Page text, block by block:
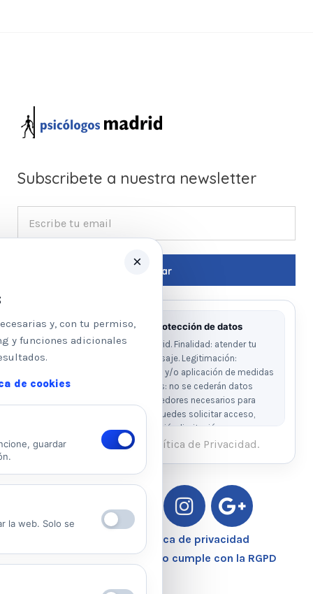
Subscribete a nuestra newsletter
Información básica sobre protección de datos
Responsable: Psicologos Madrid. Finalidad: atender tu
solicitud y responder a tu mensaje. Legitimación:
consentimiento del interesado y/o aplicación de medidas
precontractuales. Destinatarios: no se cederán datos
salvo obligación legal o proveedores necesarios para
prestar el servicio. Derechos: puedes solicitar acceso,
rectificación, supresión, oposición, limitación y
portabilidad escribiendo al email legal indicado.
Ver Política de Cookies
He leído y acepto la Política de Privacidad.
Aviso Legal – Política de privacidad
Nuestro Centro Sanitario cumple con la RGPD
×
y, con tu permiso,
y funciones adicionales
de cookies
guardar
la web. Solo se